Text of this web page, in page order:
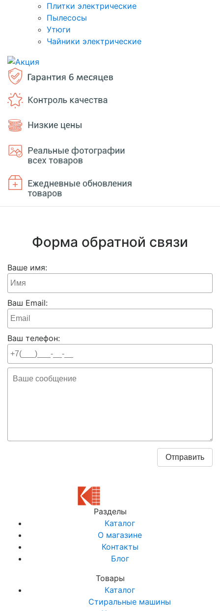
Плитки электрические
Пылесосы
Утюги
Чайники электрические
Форма обратной связи
Ваше имя:
Ваш Email:
Ваш телефон:
Разделы
Каталог
О магазине
Контакты
Блог
Товары
Каталог
Стиральные машины